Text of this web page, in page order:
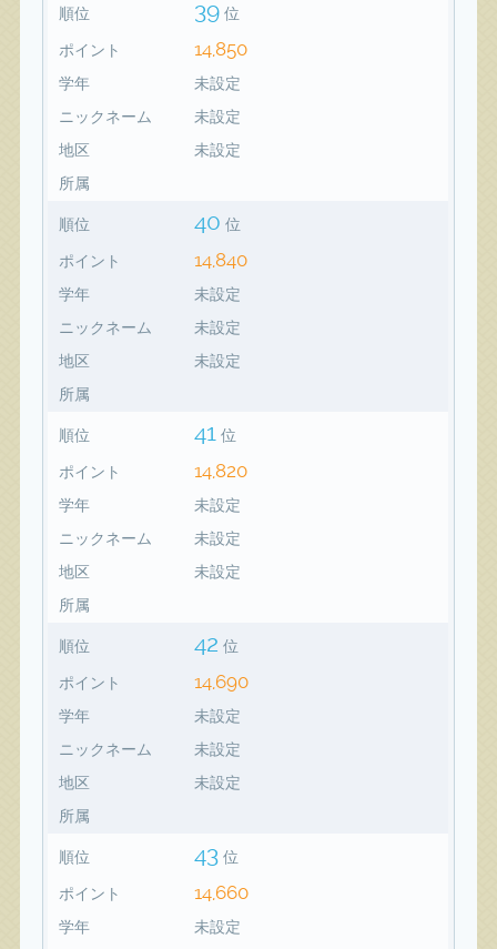
順位 39 位
ポイント 14,850
学年
未設定
ニックネーム
未設定
地区
未設定
所属
順位 40 位
ポイント 14,840
学年
未設定
ニックネーム
未設定
地区
未設定
所属
順位 41 位
ポイント 14,820
学年
未設定
ニックネーム
未設定
地区
未設定
所属
順位 42 位
ポイント 14,690
学年
未設定
ニックネーム
未設定
地区
未設定
所属
順位 43 位
ポイント 14,660
学年
未設定